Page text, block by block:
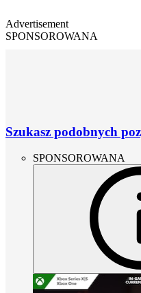
Advertisement
SPONSOROWANA
Szukasz podobnych
SPONSOROWANA